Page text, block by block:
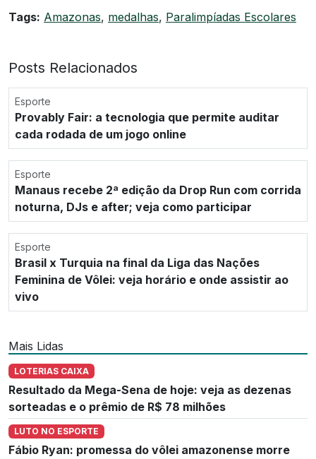
Tags: Amazonas, medalhas, Paralimpíadas Escolares
Posts Relacionados
Esporte
Provably Fair: a tecnologia que permite auditar
cada rodada de um jogo online
Esporte
Manaus recebe 2ª edição da Drop Run com corrida
noturna, DJs e after; veja como participar
Esporte
Brasil x Turquia na final da Liga das Nações
Feminina de Vôlei: veja horário e onde assistir ao
vivo
Mais Lidas
LOTERIAS CAIXA
Resultado da Mega-Sena de hoje: veja as dezenas
sorteadas e o prêmio de R$ 78 milhões
LUTO NO ESPORTE
Fábio Ryan: promessa do vôlei amazonense morre